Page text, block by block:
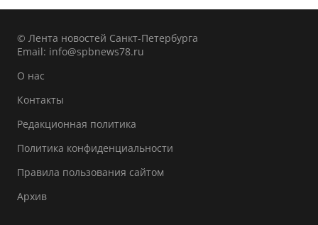
© Лента новостей Санкт-Петербурга
Email: info@spbnews78.ru
О нас
Контакты
Редакционная политика
Политика конфиденциальности
Правила пользования сайтом
Архив